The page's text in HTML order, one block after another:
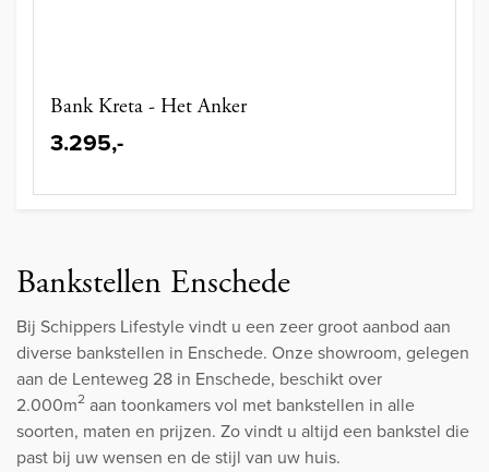
Bank Kreta - Het Anker
3.295,-
Bankstellen Enschede
Bij Schippers Lifestyle vindt u een zeer groot aanbod aan
diverse bankstellen in Enschede. Onze showroom, gelegen
aan de Lenteweg 28 in Enschede, beschikt over
2.000m2 aan toonkamers vol met bankstellen in alle
soorten, maten en prijzen. Zo vindt u altijd een bankstel die
past bij uw wensen en de stijl van uw huis.